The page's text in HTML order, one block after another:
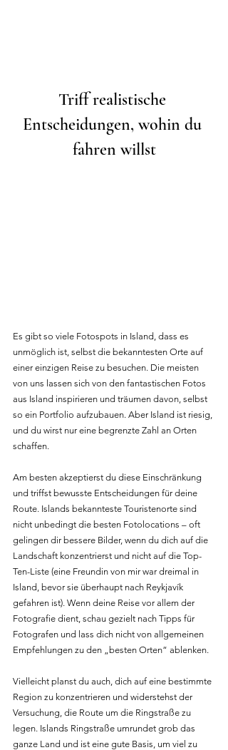
Triff realistische
Entscheidungen, wohin du
fahren willst
Es gibt so viele Fotospots in Island, dass es
unmöglich ist, selbst die bekanntesten Orte auf
einer einzigen Reise zu besuchen. Die meisten
von uns lassen sich von den fantastischen Fotos
aus Island inspirieren und träumen davon, selbst
so ein Portfolio aufzubauen. Aber Island ist riesig,
und du wirst nur eine begrenzte Zahl an Orten
schaffen.
Am besten akzeptierst du diese Einschränkung
und triffst bewusste Entscheidungen für deine
Route. Islands bekannteste Touristenorte sind
nicht unbedingt die besten Fotolocations – oft
gelingen dir bessere Bilder, wenn du dich auf die
Landschaft konzentrierst und nicht auf die Top-
Ten-Liste (eine Freundin von mir war dreimal in
Island, bevor sie überhaupt nach Reykjavík
gefahren ist). Wenn deine Reise vor allem der
Fotografie dient, schau gezielt nach Tipps für
Fotografen und lass dich nicht von allgemeinen
Empfehlungen zu den „besten Orten“ ablenken.
Vielleicht planst du auch, dich auf eine bestimmte
Region zu konzentrieren und widerstehst der
Versuchung, die Route um die Ringstraße zu
legen. Islands Ringstraße umrundet grob das
ganze Land und ist eine gute Basis, um viel zu